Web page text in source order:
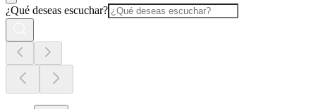
¿Qué deseas escuchar?